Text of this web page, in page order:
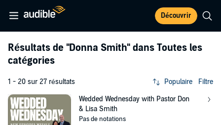
Découvrir
Résultats de "Donna Smith" dans Toutes les
catégories
1 - 20 sur 27 résultats Populaire Filtre
Wedded Wednesday with Pastor Don
& Lisa Smith
Pas de notations